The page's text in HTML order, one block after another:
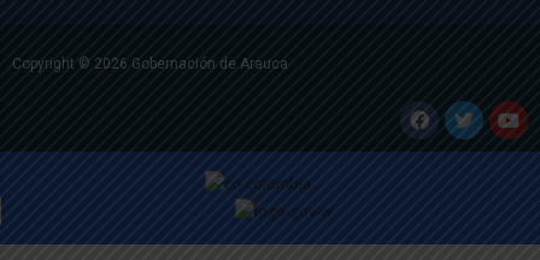
Copyright © 2026 Gobernación de Arauca